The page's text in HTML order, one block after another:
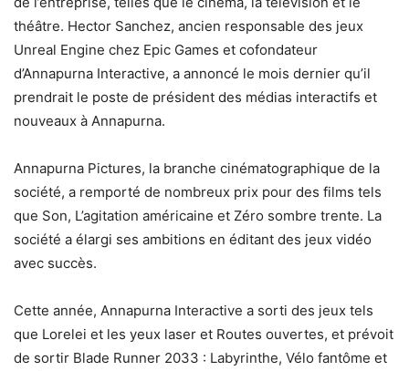
théâtre. Hector Sanchez, ancien responsable des jeux
Unreal Engine chez Epic Games et cofondateur
d’Annapurna Interactive, a annoncé le mois dernier qu’il
prendrait le poste de président des médias interactifs et
nouveaux à Annapurna.
Annapurna Pictures, la branche cinématographique de la
société, a remporté de nombreux prix pour des films tels
que Son, L’agitation américaine et Zéro sombre trente. La
société a élargi ses ambitions en éditant des jeux vidéo
avec succès.
Cette année, Annapurna Interactive a sorti des jeux tels
que Lorelei et les yeux laser et Routes ouvertes, et prévoit
de sortir Blade Runner 2033 : Labyrinthe, Vélo fantôme et